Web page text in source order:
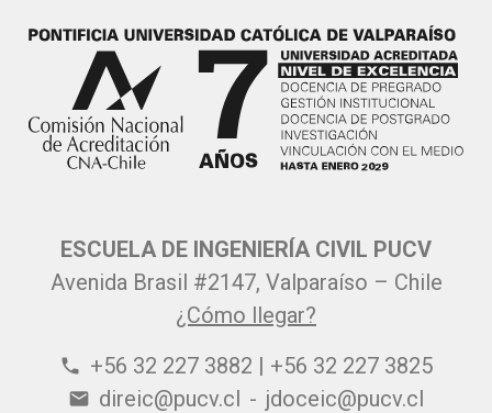
ESCUELA DE INGENIERÍA CIVIL PUCV
Avenida Brasil #2147, Valparaíso – Chile
¿Cómo llegar?
phone +56 32 227 3882 | +56 32 227 3825
email direic@pucv.cl - jdoceic@pucv.cl